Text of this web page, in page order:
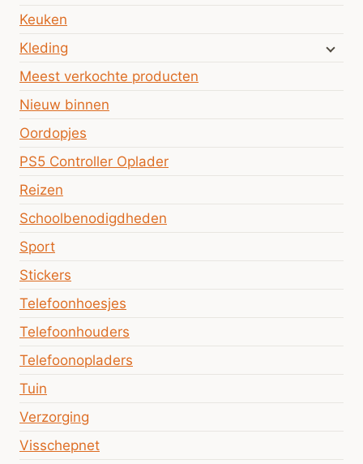
Keuken
Kleding
Meest verkochte producten
Nieuw binnen
Oordopjes
PS5 Controller Oplader
Reizen
Schoolbenodigdheden
Sport
Stickers
Telefoonhoesjes
Telefoonhouders
Telefoonopladers
Tuin
Verzorging
Visschepnet